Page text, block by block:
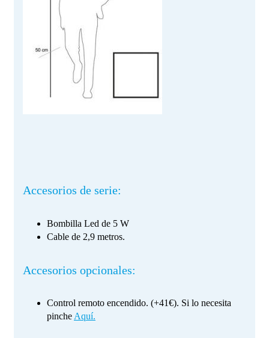
Accesorios de serie:
Bombilla Led de 5 W
Cable de 2,9 metros.
Accesorios opcionales:
Control remoto encendido. (+41€). Si lo necesita
pinche Aquí.